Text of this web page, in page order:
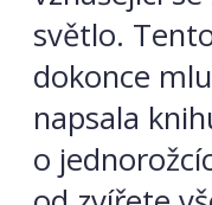
světlo.
dokonce
napsala
o